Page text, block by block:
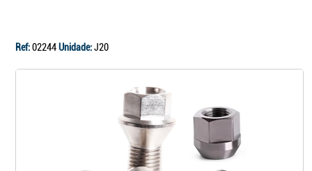
Ref:02244Unidade:J20